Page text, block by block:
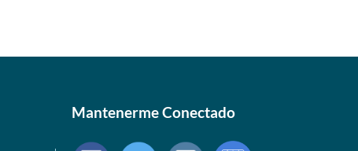
Mantenerme Conectado